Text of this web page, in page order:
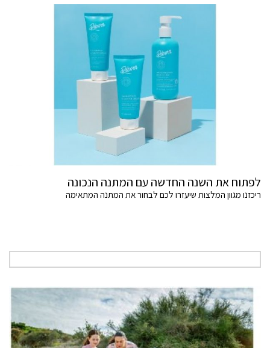
לפתוח את השנה החדשה עם המתנה הנכונה
ריכזנו מגוון המלצות שיעזרו לכם לבחור את המתנה המתאימה